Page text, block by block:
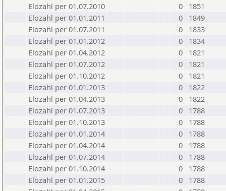
Elozahl per 01.07.2010
0
1851
Elozahl per 01.01.2011
0
1849
Elozahl per 01.07.2011
0
1833
Elozahl per 01.01.2012
0
1834
Elozahl per 01.04.2012
0
1821
Elozahl per 01.07.2012
0
1821
Elozahl per 01.10.2012
0
1821
Elozahl per 01.01.2013
0
1822
Elozahl per 01.04.2013
0
1822
Elozahl per 01.07.2013
0
1788
Elozahl per 01.10.2013
0
1788
Elozahl per 01.01.2014
0
1788
Elozahl per 01.04.2014
0
1788
Elozahl per 01.07.2014
0
1788
Elozahl per 01.10.2014
0
1788
Elozahl per 01.01.2015
0
1788